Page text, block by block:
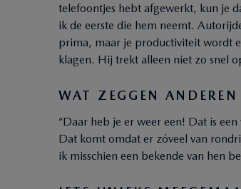
telefoontjes hebt afgewerkt, kun je
ik de eerste die hem neemt.
prima, maar je productiviteit wordt
klagen. Hij trekt alleen niet zo snel
WAT ZEGGEN
“Daar heb je er weer een! Dat is
Dat komt omdat er zóveel van
ik misschien een bekende van hen